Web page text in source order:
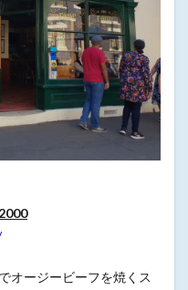
オージービーフを焼くス